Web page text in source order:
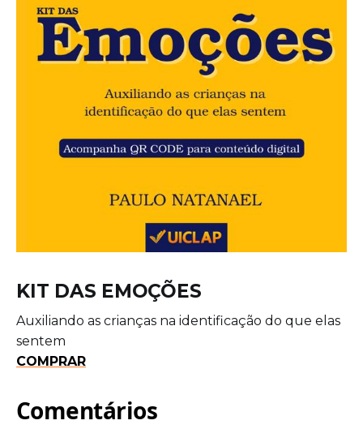
KIT DAS EMOÇÕES
Auxiliando as crianças na identificação do que elas
sentem
COMPRAR